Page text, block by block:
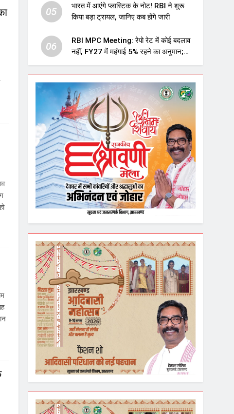
05
भारत में आएंगे प्लास्टिक के नोट! RBI ने शुरू
किया बड़ा ट्रायल, जानिए कब होंगे जारी
06
RBI MPC Meeting: रेपो रेट में कोई बदलाव
नहीं, FY27 में महंगाई 5% रहने का अनुमान;
महंगाई बढ़ने का भी अलर्ट